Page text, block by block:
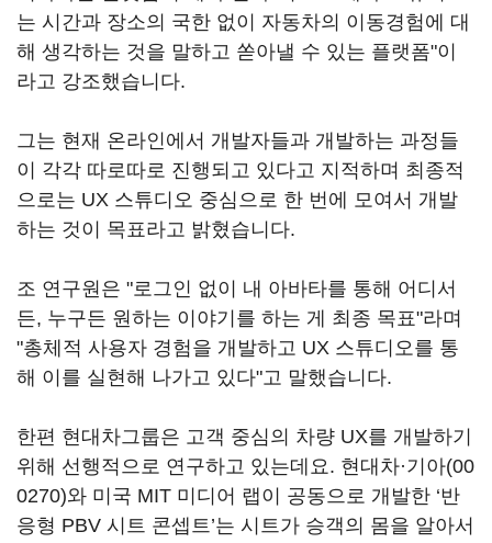
는 시간과 장소의 국한 없이 자동차의 이동경험에 대
해 생각하는 것을 말하고 쏟아낼 수 있는 플랫폼"이
라고 강조했습니다.
그는 현재 온라인에서 개발자들과 개발하는 과정들
이 각각 따로따로 진행되고 있다고 지적하며 최종적
으로는 UX 스튜디오 중심으로 한 번에 모여서 개발
하는 것이 목표라고 밝혔습니다.
조 연구원은 "로그인 없이 내 아바타를 통해 어디서
든, 누구든 원하는 이야기를 하는 게 최종 목표"라며
"총체적 사용자 경험을 개발하고 UX 스튜디오를 통
해 이를 실현해 나가고 있다"고 말했습니다.
한편 현대차그룹은 고객 중심의 차량 UX를 개발하기
위해 선행적으로 연구하고 있는데요. 현대차·기아(00
0270)와 미국 MIT 미디어 랩이 공동으로 개발한 ‘반
응형 PBV 시트 콘셉트’는 시트가 승객의 몸을 알아서